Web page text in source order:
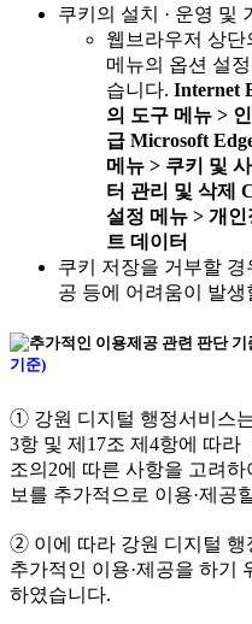
쿠키의 설치 · 운영 및
웹브라우저 상단
메뉴의 옵션 설
습니다. Internet
의 도구 메뉴 >
급 Microsoft
메뉴 > 쿠키 및
터 관리 및 삭제
설정 메뉴 > 개인
트 데이터
쿠키 저장을 거부할 경
공 등에 어려움이 발생
기준)
➀ 강원 디지털 행정서비스
3항 및 제17조 제4항에 따라
조의2에 따른 사항을 고려
보를 추가적으로 이용·제공
➁ 이에 따라 강원 디지털 행
추가적인 이용·제공을 하기
하였습니다.